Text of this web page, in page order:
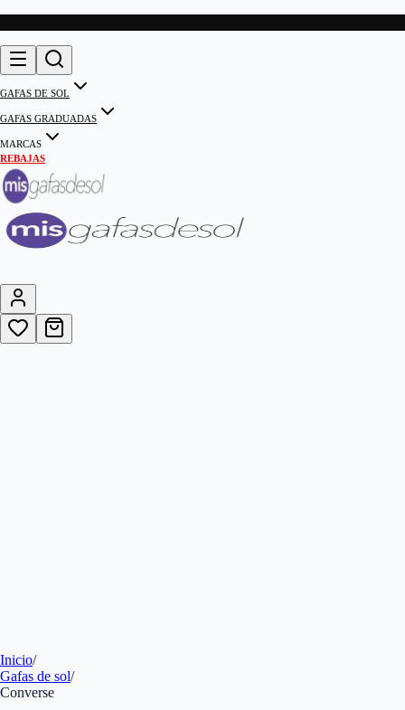
GAFAS DE SOL
GAFAS GRADUADAS
MARCAS
REBAJAS
Inicio/
Gafas de sol/
Converse